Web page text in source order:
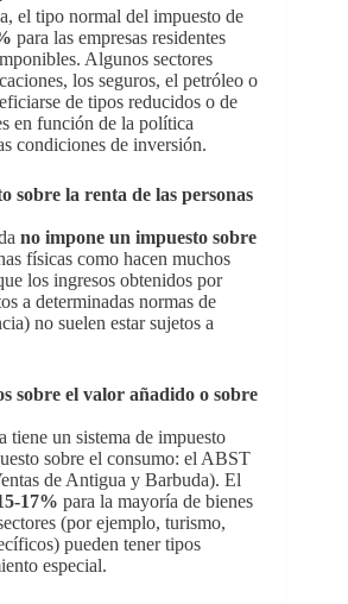
el tipo normal del impuesto de
para las empresas residentes
Algunos sectores
los seguros, el petróleo o
de tipos reducidos o de
en función de la política
condiciones de inversión.
sobre la renta de las personas
no impone un impuesto sobre
físicas como hacen muchos
los ingresos obtenidos por
a determinadas normas de
no suelen estar sujetos a
sobre el valor añadido o sobre
tiene un sistema de impuesto
sobre el consumo: el ABST
de Antigua y Barbuda). El
17% para la mayoría de bienes
(por ejemplo, turismo,
pueden tener tipos
especial.